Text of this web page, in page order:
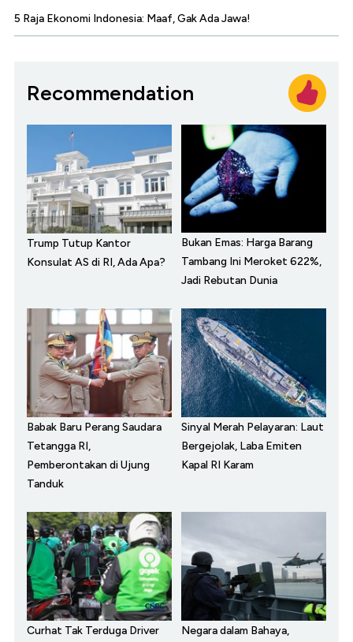
5 Raja Ekonomi Indonesia: Maaf, Gak Ada Jawa!
Recommendation
Trump Tutup Kantor
Konsulat AS di RI, Ada Apa?
Bukan Emas: Harga Barang
Tambang Ini Meroket 622%,
Jadi Rebutan Dunia
Babak Baru Perang Saudara
Tetangga RI,
Pemberontakan di Ujung
Tanduk
Sinyal Merah Pelayaran: Laut
Bergejolak, Laba Emiten
Kapal RI Karam
Curhat Tak Terduga Driver
Negara dalam Bahaya,